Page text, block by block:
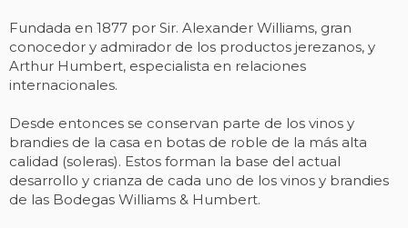
Fundada en 1877 por Sir. Alexander Williams, gran
conocedor y admirador de los productos jerezanos, y
Arthur Humbert, especialista en relaciones
internacionales.
Desde entonces se conservan parte de los vinos y
brandies de la casa en botas de roble de la más alta
calidad (soleras). Estos forman la base del actual
desarrollo y crianza de cada uno de los vinos y brandies
de las Bodegas Williams & Humbert.